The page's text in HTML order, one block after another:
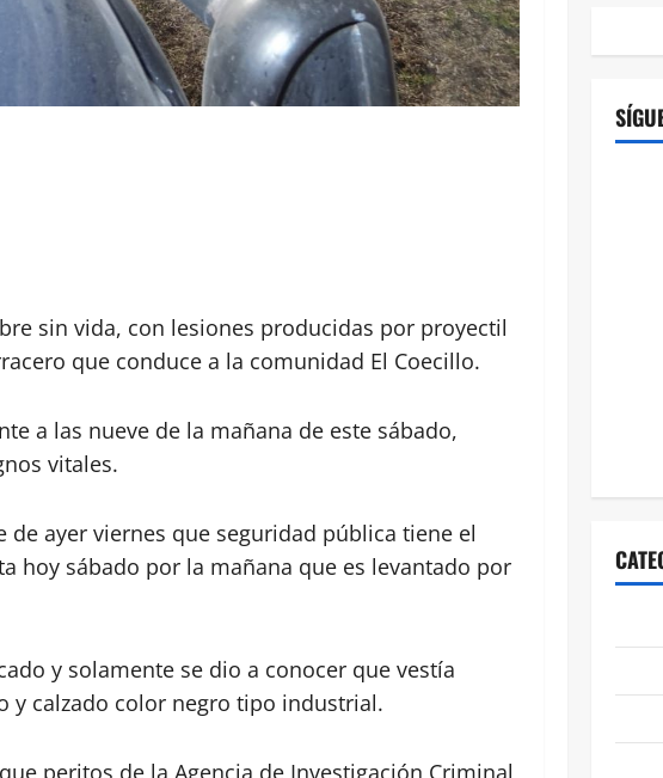
sin vida, con lesiones producidas por proyectil
que conduce a la comunidad El Coecillo.
a las nueve de la mañana de este sábado,
vitales.
ayer viernes que seguridad pública tiene el
hoy sábado por la mañana que es levantado por
y solamente se dio a conocer que vestía
y calzado color negro tipo industrial.
peritos de la Agencia de Investigación Criminal